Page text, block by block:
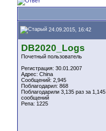
24.09.2015, 16:42
DB2020_Logs
Почетный пользователь
Регистрация: 30.01.2007
Адрес: China
Сообщений: 2,945
Поблагодарил: 868
Поблагодарили 3,135 раз за 1,145
сообщений
Репа: 1225